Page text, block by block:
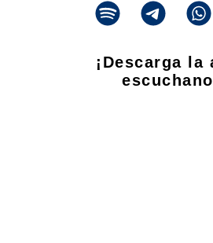
¡Descarga la